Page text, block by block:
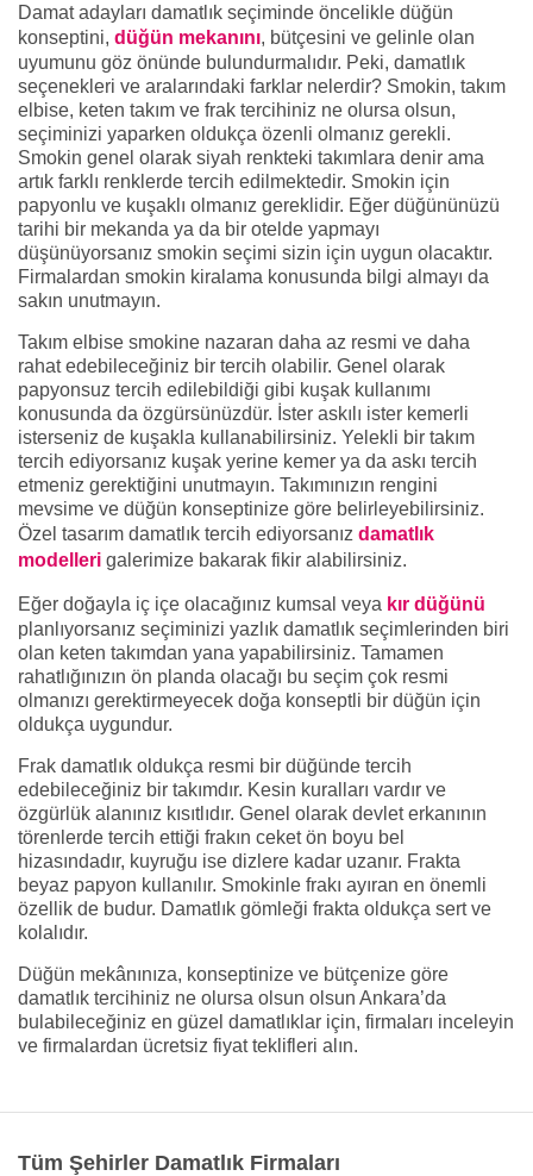
Damat adayları damatlık seçiminde öncelikle düğün
konseptini, düğün mekanını, bütçesini ve gelinle olan
uyumunu göz önünde bulundurmalıdır. Peki, damatlık
seçenekleri ve aralarındaki farklar nelerdir? Smokin, takım
elbise, keten takım ve frak tercihiniz ne olursa olsun,
seçiminizi yaparken oldukça özenli olmanız gerekli.
Smokin genel olarak siyah renkteki takımlara denir ama
artık farklı renklerde tercih edilmektedir. Smokin için
papyonlu ve kuşaklı olmanız gereklidir. Eğer düğününüzü
tarihi bir mekanda ya da bir otelde yapmayı
düşünüyorsanız smokin seçimi sizin için uygun olacaktır.
Firmalardan smokin kiralama konusunda bilgi almayı da
sakın unutmayın.
Takım elbise smokine nazaran daha az resmi ve daha
rahat edebileceğiniz bir tercih olabilir. Genel olarak
papyonsuz tercih edilebildiği gibi kuşak kullanımı
konusunda da özgürsünüzdür. İster askılı ister kemerli
isterseniz de kuşakla kullanabilirsiniz. Yelekli bir takım
tercih ediyorsanız kuşak yerine kemer ya da askı tercih
etmeniz gerektiğini unutmayın. Takımınızın rengini
mevsime ve düğün konseptinize göre belirleyebilirsiniz.
Özel tasarım damatlık tercih ediyorsanız damatlık
modelleri galerimize bakarak fikir alabilirsiniz.
Eğer doğayla iç içe olacağınız kumsal veya kır düğünü
planlıyorsanız seçiminizi yazlık damatlık seçimlerinden biri
olan keten takımdan yana yapabilirsiniz. Tamamen
rahatlığınızın ön planda olacağı bu seçim çok resmi
olmanızı gerektirmeyecek doğa konseptli bir düğün için
oldukça uygundur.
Frak damatlık oldukça resmi bir düğünde tercih
edebileceğiniz bir takımdır. Kesin kuralları vardır ve
özgürlük alanınız kısıtlıdır. Genel olarak devlet erkanının
törenlerde tercih ettiği frakın ceket ön boyu bel
hizasındadır, kuyruğu ise dizlere kadar uzanır. Frakta
beyaz papyon kullanılır. Smokinle frakı ayıran en önemli
özellik de budur. Damatlık gömleği frakta oldukça sert ve
kolalıdır.
Düğün mekânınıza, konseptinize ve bütçenize göre
damatlık tercihiniz ne olursa olsun olsun Ankara’da
bulabileceğiniz en güzel damatlıklar için, firmaları inceleyin
ve firmalardan ücretsiz fiyat teklifleri alın.
Tüm Şehirler Damatlık Firmaları